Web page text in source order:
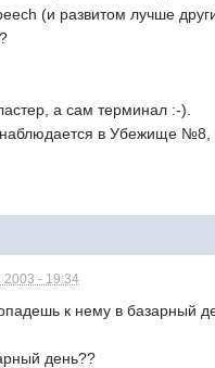
(и развитом лучше
а сам терминал :-).
в Убежище №8,
2003 - 19:34
к нему в базарный
день??